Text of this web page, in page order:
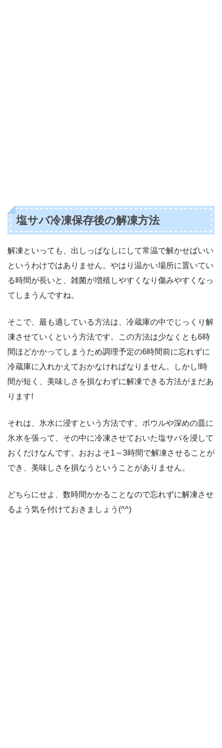
塩サバ冷凍保存後の解凍方法
解凍といっても、出しっぱなしにして常温で解かせばいい
というわけではありません。やはり温かい場所に置いてい
る時間が長いと、雑菌が増殖しやすくなり傷みやすくなっ
てしまうんですね。
そこで、最も適している方法は、冷蔵庫の中でじっくり解
凍させていくという方法です。この方法は少なくとも6時
間ほどかかってしまうため調理予定の6時間前に忘れずに
冷蔵庫に入れかえておかなければなりません。しかし!時
間が短く、美味しさを損なわずに解凍できる方法がまだあ
ります!
それは、氷水に浸すという方法です。ボウルや深めの皿に
氷水を張って、その中に冷凍させておいた塩サバを浸して
おくだけなんです。おおよそ1～3時間で解凍させることが
でき、美味しさを損なうということがありません。
どちらにせよ、数時間かかることなので忘れずに解凍させ
るよう気を付けておきましょう(^^)